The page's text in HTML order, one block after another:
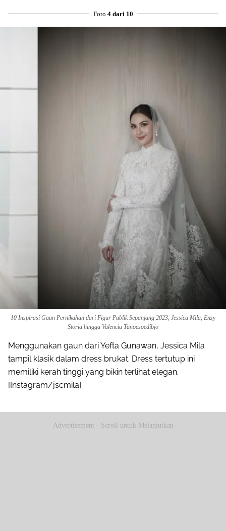
Foto 4 dari 10
10 Inspirasi Gaun Pernikahan dari Figur Publik Sepanjang 2023, Jessica Mila, Enzy
Storia hingga Valencia Tanoesoedibjo
Menggunakan gaun dari Yefta Gunawan, Jessica Mila
tampil klasik dalam dress brukat. Dress tertutup ini
memiliki kerah tinggi yang bikin terlihat elegan.
[Instagram/jscmila]
Advertisement - Scroll untuk Melanjutkan